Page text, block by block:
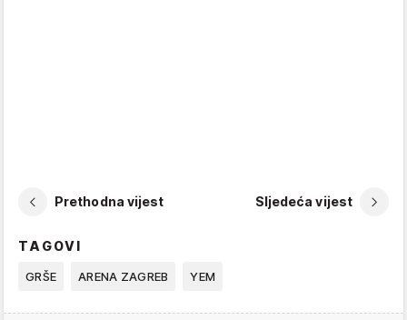
Prethodna vijest Sljedeća vijest
TAGOVI
GRŠE ARENA ZAGREB YEM